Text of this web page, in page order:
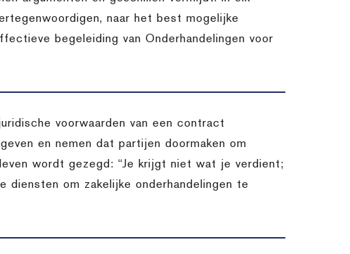
naar het best mogelijke
begeleiding van Onderhandelingen voor
voorwaarden van een contract
en nemen dat partijen doormaken om
wordt gezegd: “Je krijgt niet wat je verdient;
diensten om zakelijke onderhandelingen te